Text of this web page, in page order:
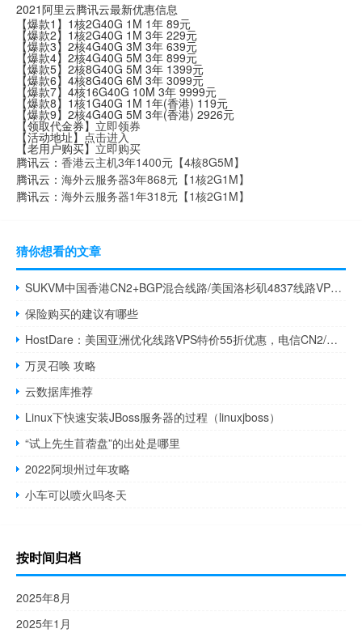
2021阿里云腾讯云最新优惠信息
【爆款1】1核2G40G 1M 1年 89元
【爆款2】1核2G40G 1M 3年 229元
【爆款3】2核4G40G 3M 3年 639元
【爆款4】2核4G40G 5M 3年 899元
【爆款5】2核8G40G 5M 3年 1399元
【爆款6】4核8G40G 6M 3年 3099元
【爆款7】4核16G40G 10M 3年 9999元
【爆款8】1核1G40G 1M 1年(香港) 119元
【爆款9】2核4G40G 5M 3年(香港) 2926元
【领取代金券】 立即领券
【活动地址】 点击进入
【老用户购买】立即购买
腾讯云： 香港云主机3年1400元【4核8G5M】
腾讯云： 海外云服务器3年868元【1核2G1M】
腾讯云： 海外云服务器1年318元【1核2G1M】
猜你想看的文章
SUKVM中国香港CN2+BGP混合线路/美国洛杉矶4837线路VPS：39元/月起
保险购买的建议有哪些
HostDare：美国亚洲优化线路VPS特价55折优惠，电信CN2/联通4837直连/移动CMI直连，年付$17起
万灵召唤 攻略
云数据库推荐
Linux下快速安装JBoss服务器的过程（linuxjboss）
“试上先生苜蓿盘”的出处是哪里
2022阿坝州过年攻略
小车可以喷火吗冬天
按时间归档
2025年8月
2025年1月